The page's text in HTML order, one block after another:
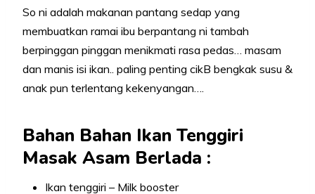
So ni adalah makanan pantang sedap yang
membuatkan ramai ibu berpantang ni tambah
berpinggan pinggan menikmati rasa pedas… masam
dan manis isi ikan.. paling penting cikB bengkak susu &
anak pun terlentang kekenyangan….
Bahan Bahan Ikan Tenggiri
Masak Asam Berlada :
Ikan tenggiri – Milk booster